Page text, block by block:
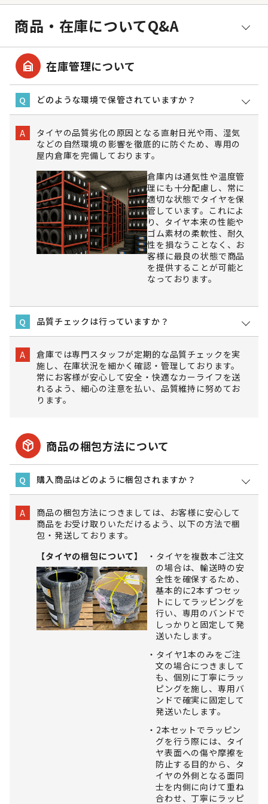
商品・在庫についてQ&A
garage_home 在庫管理について
Q どのような環境で保管されていますか？
A
タイヤの品質劣化の原因となる直射日光や雨、湿気
などの自然環境の影響を徹底的に防ぐため、専用の
屋内倉庫を完備しております。
倉庫内は通気性や温度管
理にも十分配慮し、常に
適切な状態でタイヤを保
管しています。これによ
り、タイヤ本来の性能や
ゴム素材の柔軟性、耐久
性を損なうことなく、お
客様に最良の状態で商品
を提供することが可能と
なっております。
Q 品質チェックは行っていますか？
A
倉庫では専門スタッフが定期的な品質チェックを実
施し、在庫状況を細かく確認・管理しております。
常にお客様が安心して安全・快適なカーライフを送
れるよう、細心の注意を払い、品質維持に努めてお
ります。
package_2 商品の梱包方法について
Q 購入商品はどのように梱包されますか？
A
商品の梱包方法につきましては、お客様に安心して
商品をお受け取りいただけるよう、以下の方法で梱
包・発送しております。
【タイヤの梱包について】
タイヤを複数本ご注文
の場合は、輸送時の安
全性を確保するため、
基本的に2本ずつセッ
トにしてラッピングを
行い、専用のバンドで
しっかりと固定して発
送いたします。
タイヤ1本のみをご注
文の場合につきまして
も、個別に丁寧にラッ
ピングを施し、専用バ
ンドで確実に固定して
発送いたします。
2本セットでラッピン
グを行う際には、タイ
ヤ表面への傷や摩擦を
防止する目的から、タ
イヤの外側となる面同
士を内側に向けて重ね
合わせ、丁寧にラッピ